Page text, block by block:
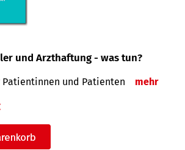
und Arzthaftung - was tun?
und Patienten mehr